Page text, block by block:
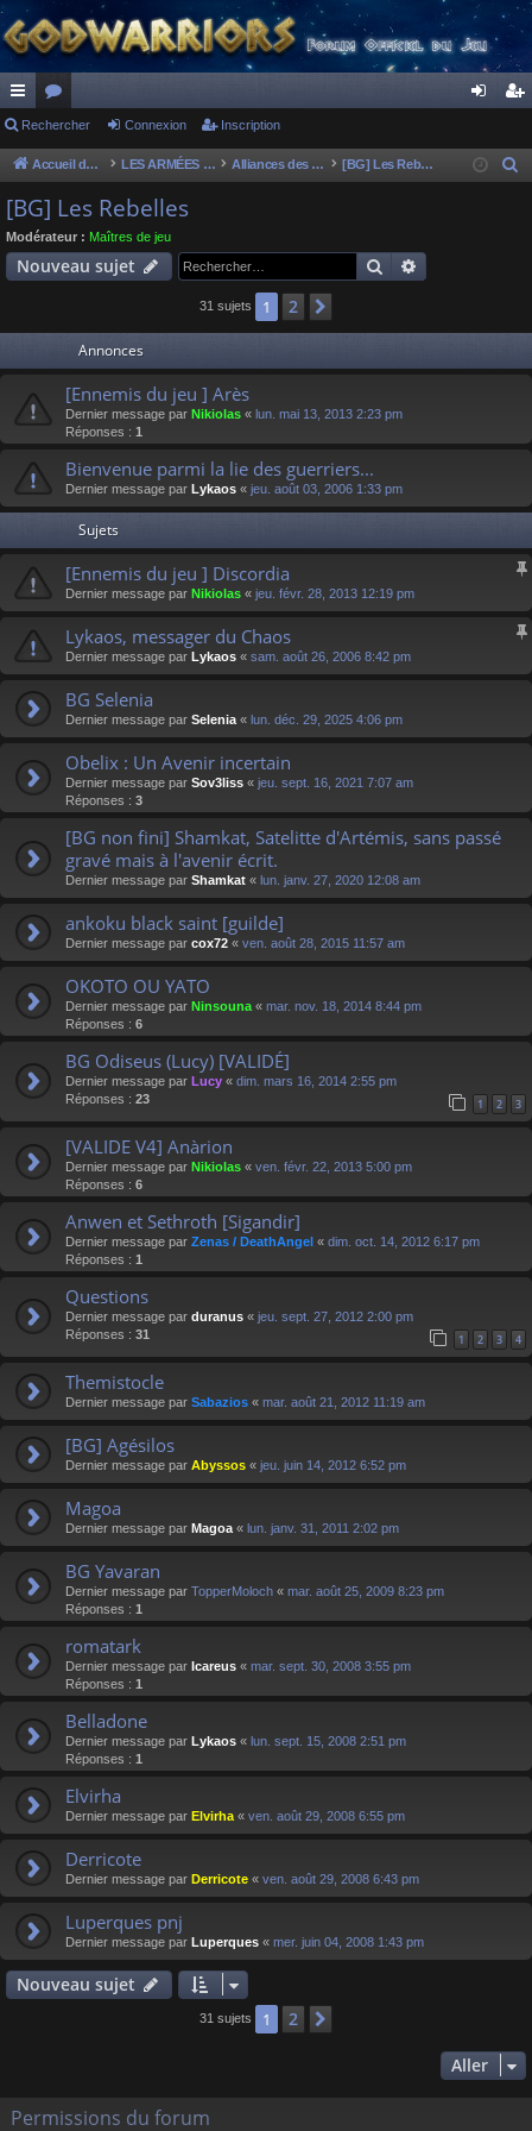
ac
co
ur
ci
or
u
m
s
ne cri
Rechercher Connexion Inscription
Accueil du forum LES ARMÉES DIVINES - FORUMS DE CLAN Alliances des clans [BG] Les Rebelles
e
[BG] Les Rebelles
Modérateur : Maîtres de jeu
Nouveau sujet Rechercher
31 sujets 1 2
Annonces
[Ennemis du jeu ] Arès
Dernier message par Nikiolas « lun. mai 13, 2013 2:23 pm
Réponses : 1
Bienvenue parmi la lie des guerriers...
Dernier message par Lykaos « jeu. août 03, 2006 1:33 pm
Sujets
[Ennemis du jeu ] Discordia
Dernier message par Nikiolas « jeu. févr. 28, 2013 12:19 pm
Lykaos, messager du Chaos
Dernier message par Lykaos « sam. août 26, 2006 8:42 pm
BG Selenia
Dernier message par Selenia « lun. déc. 29, 2025 4:06 pm
Obelix : Un Avenir incertain
Dernier message par Sov3liss « jeu. sept. 16, 2021 7:07 am
Réponses : 3
[BG non fini] Shamkat, Satelitte d'Artémis, sans passé
gravé mais à l'avenir écrit.
Dernier message par Shamkat « lun. janv. 27, 2020 12:08 am
ankoku black saint [guilde]
Dernier message par cox72 « ven. août 28, 2015 11:57 am
OKOTO OU YATO
Dernier message par Ninsouna « mar. nov. 18, 2014 8:44 pm
Réponses : 6
BG Odiseus (Lucy) [VALIDÉ]
Dernier message par Lucy « dim. mars 16, 2014 2:55 pm
Réponses : 23 1 2 3
[VALIDE V4] Anàrion
Dernier message par Nikiolas « ven. févr. 22, 2013 5:00 pm
Réponses : 6
Anwen et Sethroth [Sigandir]
Dernier message par Zenas / DeathAngel « dim. oct. 14, 2012 6:17 pm
Réponses : 1
Questions
Dernier message par duranus « jeu. sept. 27, 2012 2:00 pm
Réponses : 31 1 2 3 4
Themistocle
Dernier message par Sabazios « mar. août 21, 2012 11:19 am
[BG] Agésilos
Dernier message par Abyssos « jeu. juin 14, 2012 6:52 pm
Magoa
Dernier message par Magoa « lun. janv. 31, 2011 2:02 pm
BG Yavaran
Dernier message par TopperMoloch « mar. août 25, 2009 8:23 pm
Réponses : 1
romatark
Dernier message par Icareus « mar. sept. 30, 2008 3:55 pm
Réponses : 1
Belladone
Dernier message par Lykaos « lun. sept. 15, 2008 2:51 pm
Réponses : 1
Elvirha
Dernier message par Elvirha « ven. août 29, 2008 6:55 pm
Derricote
Dernier message par Derricote « ven. août 29, 2008 6:43 pm
Luperques pnj
Dernier message par Luperques « mer. juin 04, 2008 1:43 pm
Nouveau sujet
31 sujets 1 2
Aller
Permissions du forum